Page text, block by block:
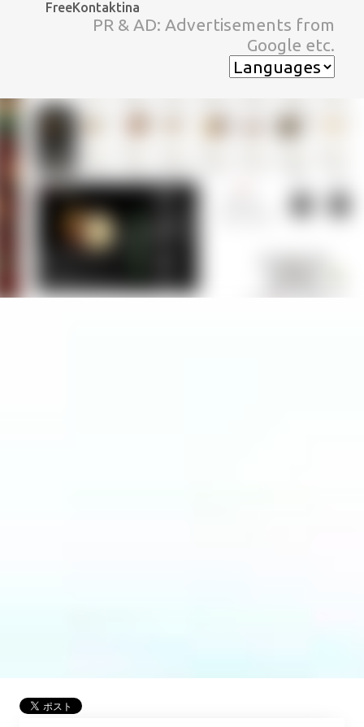
スキップしてメイン コンテンツに移動
FreeKontaktina
PR & AD: Advertisements from
Google etc.